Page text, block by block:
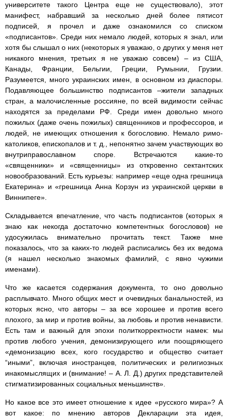
университете такого Центра еще не существовало), этот
манифест, набравший за несколько дней более пятисот
подписей, я прочел и даже ознакомился со списком
«подписантов». Среди них немало людей, которых я знал, или
хотя бы слышал о них (некоторых я уважаю, о других у меня нет
никакого мнения, третьих я не уважаю совсем) – из США,
Канады, Франции, Бельгии, Греции, Румынии, Грузии.
Разумеется, много украинских имен, в основном из диаспоры.
Подавляющее большинство подписантов –жители западных
стран, а малочисленные россияне, по всей видимости сейчас
находятся за пределами РФ. Среди имен довольно много
пожилых (даже очень пожилых) священников и профессоров, и
людей, не имеющих отношения к богословию. Немало римо-
католиков, епископалов и т. д., непонятно зачем участвующих во
внутриправославном споре. Встречаются какие-то
«священники» и «священницы» из откровенно сектантских
новообразований. Есть курьезы: например «еще одна грешница
Екатерина» и «грешница Анна Корзун из украинской церкви в
Виннипеге».
Складывается впечатление, что часть подписантов (которых я
знаю как некогда достаточно компетентных богословов) не
удосужилась внимательно прочитать текст. Также мне
показалось, что за каких-то людей расписались без их ведома
(я нашел несколько знакомых фамилий, с явно чужими
именами).
Что же касается содержания документа, то оно довольно
расплывчато. Много общих мест и очевидных банальностей, из
которых ясно, что авторы – за все хорошее и против всего
плохого, за мир и против войны, за любовь и против ненависти.
Есть там и важный для эпохи политкорректности намек: мы
против любого учения, демонизирующего или поощряющего
«демонизацию всех, кого государство и общество считает
“иными”, включая иностранцев, политических и религиозных
инакомыслящих и (внимание! – А. Л. Д.) других представителей
стигматизированных социальных меньшинств».
Но какое все это имеет отношение к идее «русского мира»? А
вот какое: по мнению авторов Декларации эта идея,